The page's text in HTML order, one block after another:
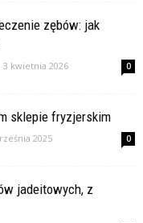
zębów: jak
3 kwietnia 2026 0
sklepie fryzjerskim
2025 0
jadeitowych, z